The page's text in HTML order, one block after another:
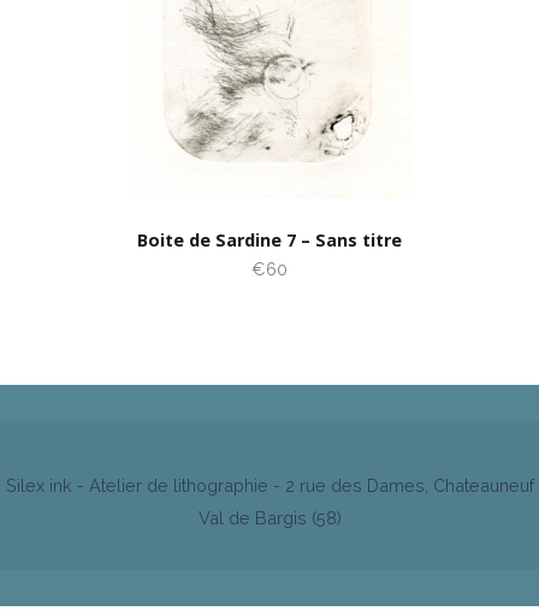
Boite de Sardine 7 – Sans titre
€60
Silex ink - Atelier de lithographie - 2 rue des Dames, Chateauneuf
Val de Bargis (58)